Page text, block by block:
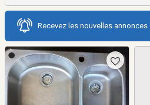
Recevez les nouvelles annonces